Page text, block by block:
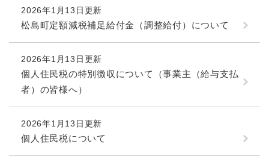
2026年1月13日更新
松島町定額減税補足給付金（調整給付）について
2026年1月13日更新
個人住民税の特別徴収について（事業主（給与支払
者）の皆様へ）
2026年1月13日更新
個人住民税について